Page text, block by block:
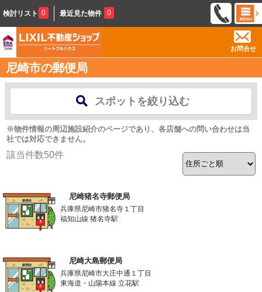
検討リスト 0 最近見た物件 0
お問合せ
尼崎市の郵便局
スポットを絞り込む
※物件情報の周辺施設紹介のページであり、各店舗への問い合わせは当
社では対応できません。
該当件数50件
尼崎猪名寺郵便局
兵庫県尼崎市猪名寺１丁目
福知山線 猪名寺駅
尼崎大島郵便局
兵庫県尼崎市大庄中通１丁目
東海道・山陽本線 立花駅